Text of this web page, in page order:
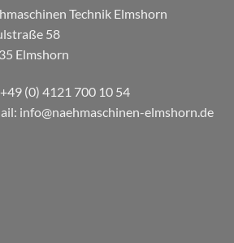
Technik Elmshorn
58
Elmshorn
+49 (0) 4121 700 10 54
info@naehmaschinen-elmshorn.de